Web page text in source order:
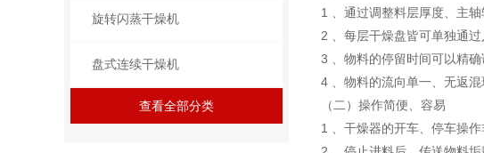
旋转闪蒸干燥机
盘式连续干燥机
查看全部分类
1 、通过调整料层厚度、主
2 、每层干燥盘皆可单独通
3 、物料的停留时间可以精确
4 、物料的流向单一、无返
（二）操作简便、容易
1 、干燥器的开车、停车操作